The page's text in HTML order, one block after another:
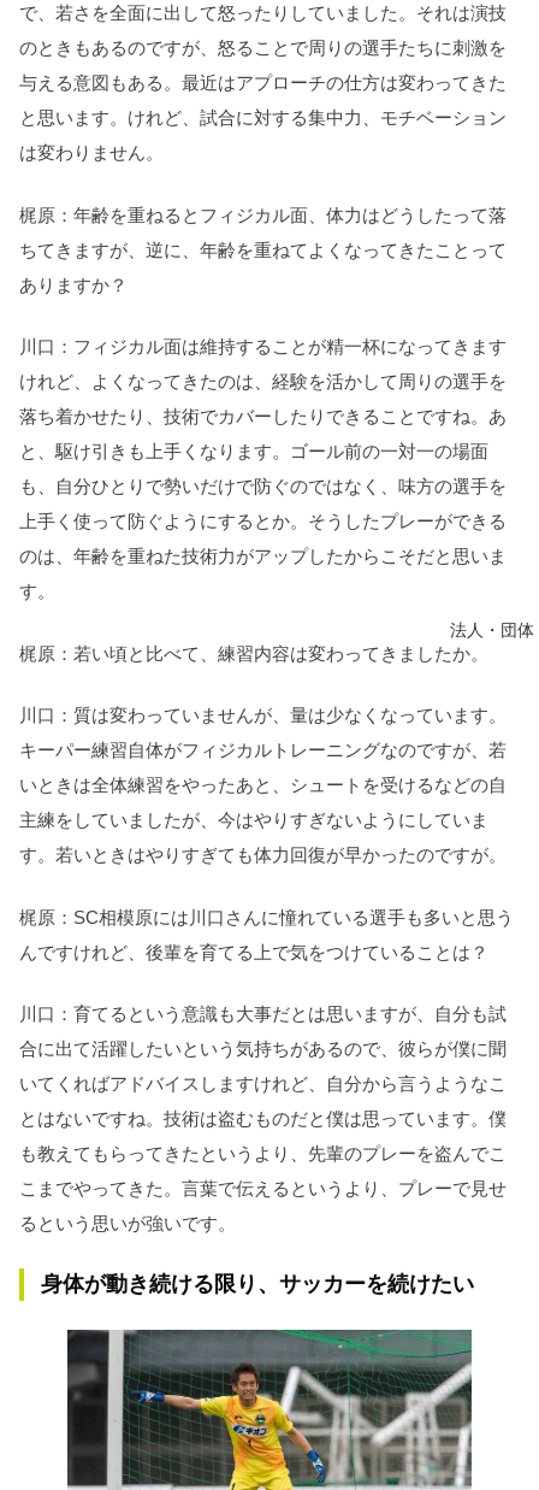
法人・団体
で、若さを全面に出して怒ったりしていました。それは演技
のときもあるのですが、怒ることで周りの選手たちに刺激を
与える意図もある。最近はアプローチの仕方は変わってきた
と思います。けれど、試合に対する集中力、モチベーション
は変わりません。
梶原：年齢を重ねるとフィジカル面、体力はどうしたって落
ちてきますが、逆に、年齢を重ねてよくなってきたことって
ありますか？
川口：フィジカル面は維持することが精一杯になってきます
けれど、よくなってきたのは、経験を活かして周りの選手を
落ち着かせたり、技術でカバーしたりできることですね。あ
と、駆け引きも上手くなります。ゴール前の一対一の場面
も、自分ひとりで勢いだけで防ぐのではなく、味方の選手を
上手く使って防ぐようにするとか。そうしたプレーができる
のは、年齢を重ねた技術力がアップしたからこそだと思いま
す。
梶原：若い頃と比べて、練習内容は変わってきましたか。
川口：質は変わっていませんが、量は少なくなっています。
キーパー練習自体がフィジカルトレーニングなのですが、若
いときは全体練習をやったあと、シュートを受けるなどの自
主練をしていましたが、今はやりすぎないようにしていま
す。若いときはやりすぎても体力回復が早かったのですが。
梶原：SC相模原には川口さんに憧れている選手も多いと思う
んですけれど、後輩を育てる上で気をつけていることは？
川口：育てるという意識も大事だとは思いますが、自分も試
合に出て活躍したいという気持ちがあるので、彼らが僕に聞
いてくればアドバイスしますけれど、自分から言うようなこ
とはないですね。技術は盗むものだと僕は思っています。僕
も教えてもらってきたというより、先輩のプレーを盗んでこ
こまでやってきた。言葉で伝えるというより、プレーで見せ
るという思いが強いです。
身体が動き続ける限り、サッカーを続けたい